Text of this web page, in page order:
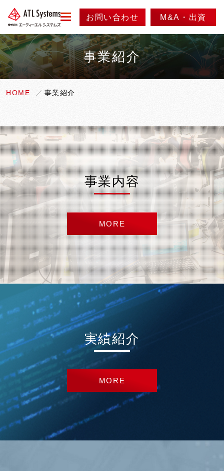
menu
会社情報
会社沿革
アクセス
情報セキュリティ方針
実績紹介
製品紹介
採用情報
お問い合わせ M&A・出資
事業紹介
HOME 事業紹介
事業内容
MORE
実績紹介
MORE